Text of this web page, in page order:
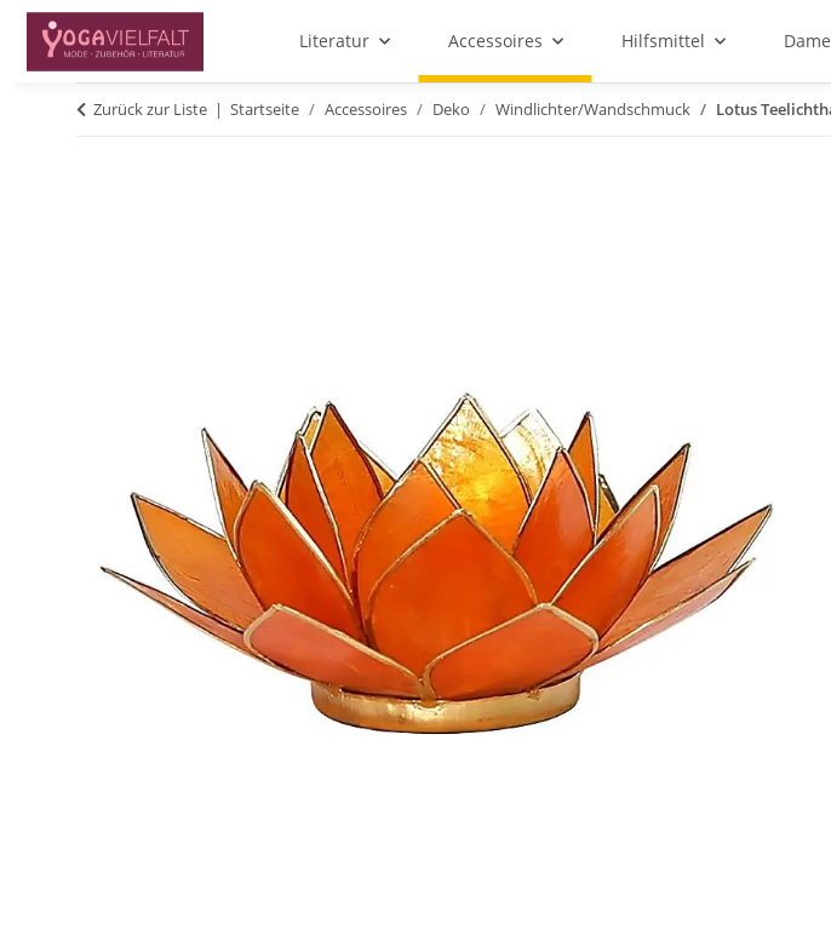
Literatur Accessoires Hilfsmittel
Zurück zur Liste Startseite Accessoires Deko Windlichter/Wandschmuck Lotus